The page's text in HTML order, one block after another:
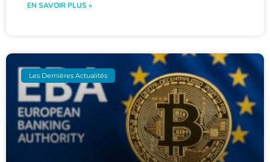
EN SAVOIR PLUS »
Les Dernières Actualités